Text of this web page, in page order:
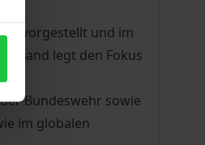
vorgestellt und im
Band legt den Fokus
Bundeswehr sowie
im globalen